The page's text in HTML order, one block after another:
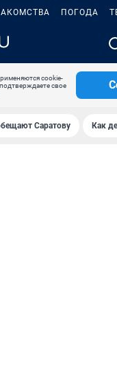
ПОГОДА
cookie-
свое
Саратову Как